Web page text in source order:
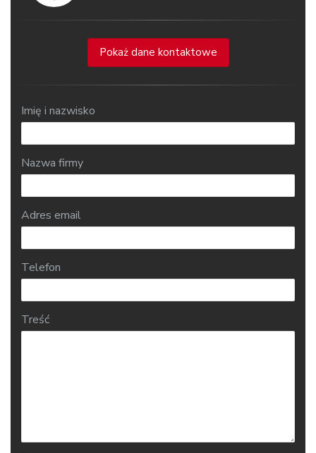
Pokaż dane kontaktowe
Imię i nazwisko
Nazwa firmy
Adres email
Telefon
Treść